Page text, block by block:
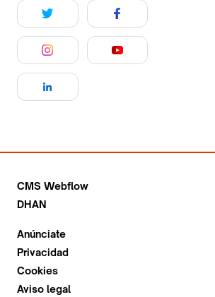
CMS Webflow
DHAN
Anúnciate
Privacidad
Cookies
Aviso legal